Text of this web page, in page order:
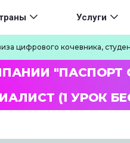
Услуги
цифрового кочевника,
"ПАСПОРТ
(1 УРОК